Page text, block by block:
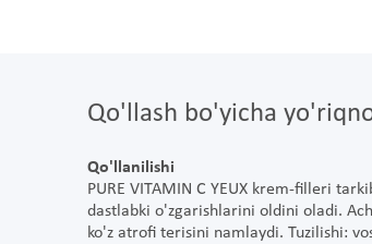
Qo'llash bo'yicha
Qo'llanilishi
PURE VITAMIN C YEUX krem-filleri
dastlabki o'zgarishlarini oldini oladi.
ko'z atrofi terisini namlaydi. Tuzilishi: